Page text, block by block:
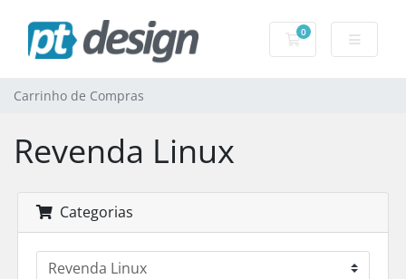
0
Carrinho de
Carrinho de Compras
Revenda Linux
Categorias